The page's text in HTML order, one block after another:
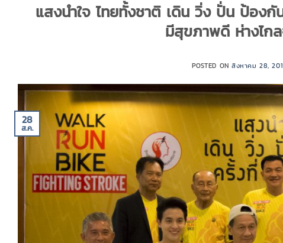
แสงนำใจ ไทยทั้งชาติ เดิน วิ่ง ปั่น ป้อง
มีสุขภาพดี ห่างไก
POSTED ONสิงหาคม 28,
28
ส.ค.